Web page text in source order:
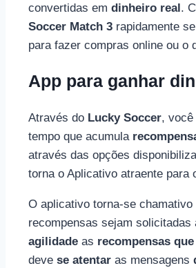
convertidas emdinheiro real.
Soccer Match 3 rapidamente
para fazer compras online ou o
App para ganhar
Através do Lucky Soccer,
tempo que acumula
através das opções
torna o Aplicativo atraente para
O aplicativo torna-se
recompensas sejam
agilidade as recompensas
deve se atentar as mensagens